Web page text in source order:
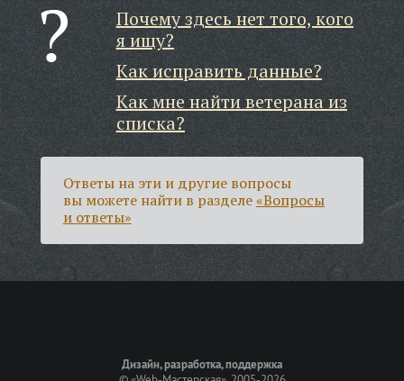
Почему здесь нет того, кого
я ищу?
Как исправить данные?
Как мне найти ветерана из
списка?
Ответы на эти и другие вопросы
вы можете найти в разделе«Вопросы
и ответы»
Дизайн, разработка, поддержка